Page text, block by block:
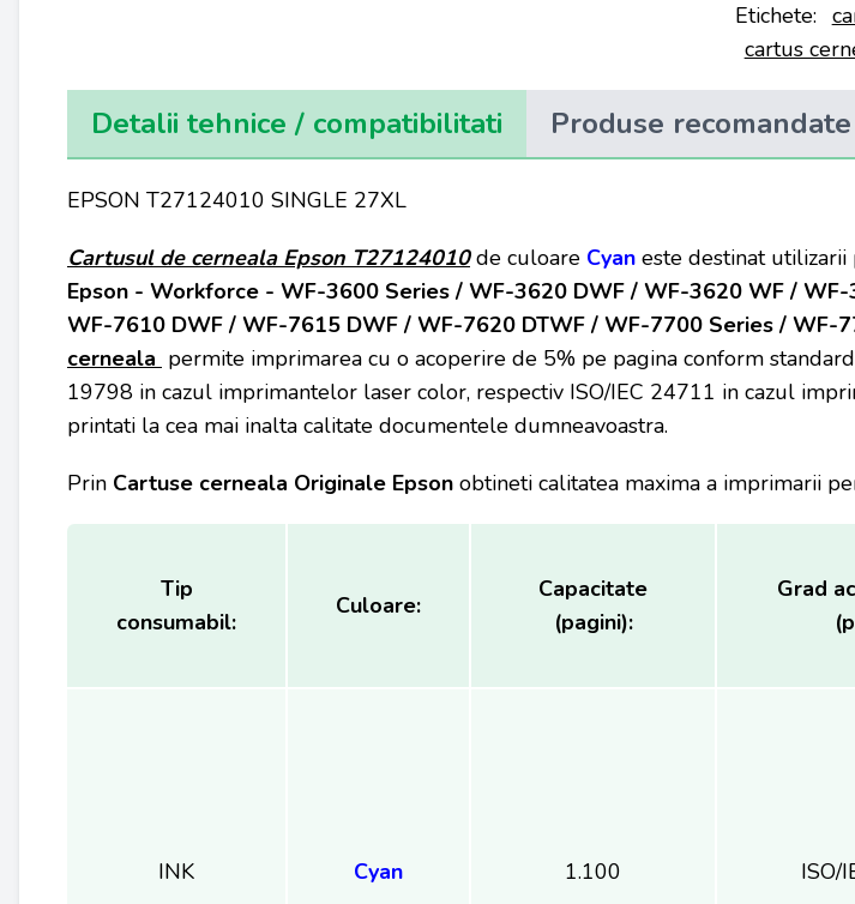
Etichete:
cartus
Detalii tehnice / compatibilitati Produse recomandate
EPSON T27124010 SINGLE 27XL
Cartusul de cerneala Epson T27124010 de culoare Cyan este destinat
Epson - Workforce - WF-3600 Series / WF-3620 DWF / WF-3620 WF /
WF-7610 DWF / WF-7615 DWF / WF-7620 DTWF / WF-7700 Series / WF-
cerneala permite imprimarea cu o acoperire de 5% pe pagina conform
19798 in cazul imprimantelor laser color, respectiv ISO/IEC 24711 in cazul
printati la cea mai inalta calitate documentele dumneavoastra.
Prin Cartuse cerneala Originale Epson obtineti calitatea maxima a imprimarii
Tip
consumabil:
Culoare:
Capacitate
(pagini):
Grad
INK Cyan 1.100 ISO/